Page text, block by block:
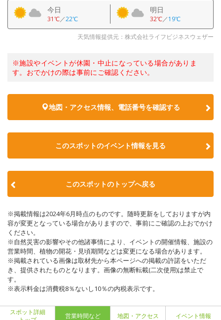
今日
31℃／22℃
明日
32℃／19℃
天気情報提供元：株式会社ライフビジネスウェザー
※施設やイベントが休園・中止になっている場合がありま
す。おでかけの際は事前にご確認ください。
地図・アクセス情報、電話番号を確認する
このスポットのイベント情報を見る
このスポットのトップへ戻る
※掲載情報は2024年6月時点のものです。随時更新をしておりますが内
容が変更となっている場合がありますので、事前にご確認の上おでかけ
ください。
※自然災害の影響やその他諸事情により、イベントの開催情報、施設の
営業時間、植物の開花・見頃期間などは変更になる場合があります。
※掲載されている画像は取材先から本ページへの掲載の許諾をいただ
き、提供されたものとなります。画像の無断転載(二次使用)は禁止で
す。
※表示料金は消費税8％ないし10％の内税表示です。
スポット詳細
営業時間など 地図・アクセス イベント情報